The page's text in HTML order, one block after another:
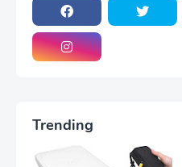
Trending